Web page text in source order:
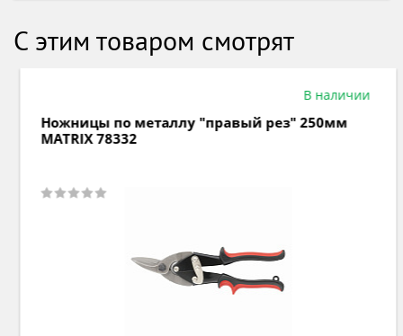
С этим товаром смотрят
В наличии
Ножницы по металлу "правый рез" 250мм
MATRIX 78332